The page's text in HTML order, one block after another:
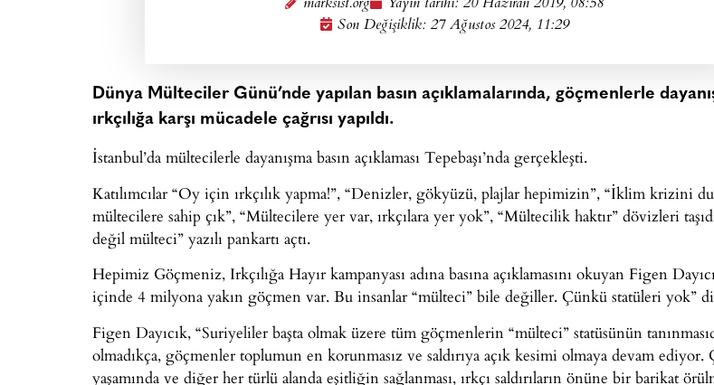
Son Değişiklik: 27 Ağustos 2024, 11:29
Dünya Mülteciler Günü’nde yapılan basın açıklamalarında, göçmenlerle
ırkçılığa karşı mücadele çağrısı yapıldı.
İstanbul’da mültecilerle dayanışma basın açıklaması Tepebaşı’nda gerçekleşti.
Katılımcılar “Oy için ırkçılık yapma!”, “Denizler, gökyüzü, plajlar hepimizin”, “İklim krizini
mültecilere sahip çık”, “Mültecilere yer var, ırkçılara yer yok”, “Mültecilik haktır” dövizleri
değil mülteci” yazılı pankartı açtı.
Hepimiz Göçmeniz, Irkçılığa Hayır kampanyası adına basına açıklamasını okuyan Figen
içinde 4 milyona yakın göçmen var. Bu insanlar “mülteci” bile değiller. Çünkü statüleri yok”
Figen Dayıcık, “Suriyeliler başta olmak üzere tüm göçmenlerin “mülteci” statüsünün
olmadıkça, göçmenler toplumun en korunmasız ve saldırıya açık kesimi olmaya devam ediyor.
yaşamında ve diğer her türlü alanda eşitliğin sağlanması, ırkçı saldırıların önüne bir barikat